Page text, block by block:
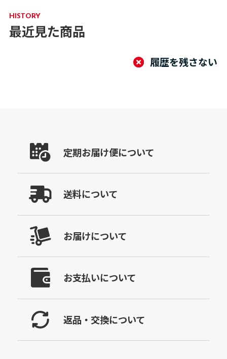
HISTORY
最近見た商品
履歴を残さない
定期お届け便について
送料について
お届けについて
お支払いについて
返品・交換について